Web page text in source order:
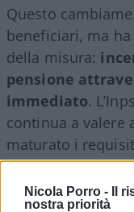
Nicola Porro -
Il
nostra priorità
Questo
beneficiari, ma
della misura:
pensione
immediato.
continua a valere
maturato i
continuità nella
previdenziali.